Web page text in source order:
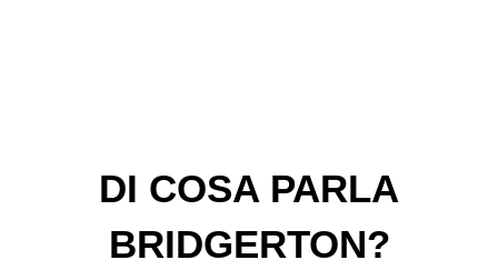
DI COSA PARLA
BRIDGERTON?